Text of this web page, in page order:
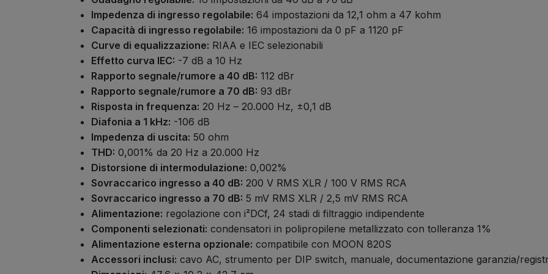
Impedenza di ingresso regolabile: 64 impostazioni da 12,1 ohm a 47 kohm
Capacità di ingresso regolabile: 16 impostazioni da 0 pF a 1120 pF
Curve di equalizzazione: RIAA e IEC selezionabili
Effetto curva IEC: -7 dB a 10 Hz
Rapporto segnale/rumore a 40 dB: 112 dBr
Rapporto segnale/rumore a 70 dB: 93 dBr
Risposta in frequenza: 20 Hz – 20.000 Hz, ±0,1 dB
Diafonia a 1 kHz: -106 dB
Impedenza di uscita: 50 ohm
THD: 0,001% da 20 Hz a 20.000 Hz
Distorsione di intermodulazione: 0,002%
Sovraccarico ingresso a 40 dB: 200 V RMS XLR / 100 V RMS RCA
Sovraccarico ingresso a 70 dB: 5 mV RMS XLR / 2,5 mV RMS RCA
Alimentazione: regolazione con i²DCf, 24 stadi di filtraggio indipendente
Componenti selezionati: condensatori in polipropilene metallizzato con tolleranza 1%
Alimentazione esterna opzionale: compatibile con MOON 820S
Accessori inclusi: cavo AC, strumento per DIP switch, manuale, documentazione garanzia/